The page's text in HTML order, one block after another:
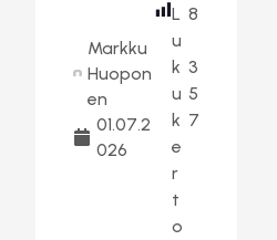
Markku
Huopon
en
01.07.2
026
L
u
k
u
k
e
r
t
o
8
3
5
7